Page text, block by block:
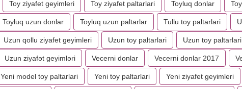
Toy ziyafet geyimleri Toy ziyafet paltarlari Toyluq donlar
Toyluq uzun donlar Toyluq uzun paltarlar Tullu toy paltarlari
Uzun qollu ziyafet geyimleri Uzun toy paltarlari Uzun toy
Uzun ziyafət geyimləri Vecerni donlar Vecerni donlar 2017
Yeni model toy paltarlari Yeni toy paltarlari Yeni ziyafet geyimleri